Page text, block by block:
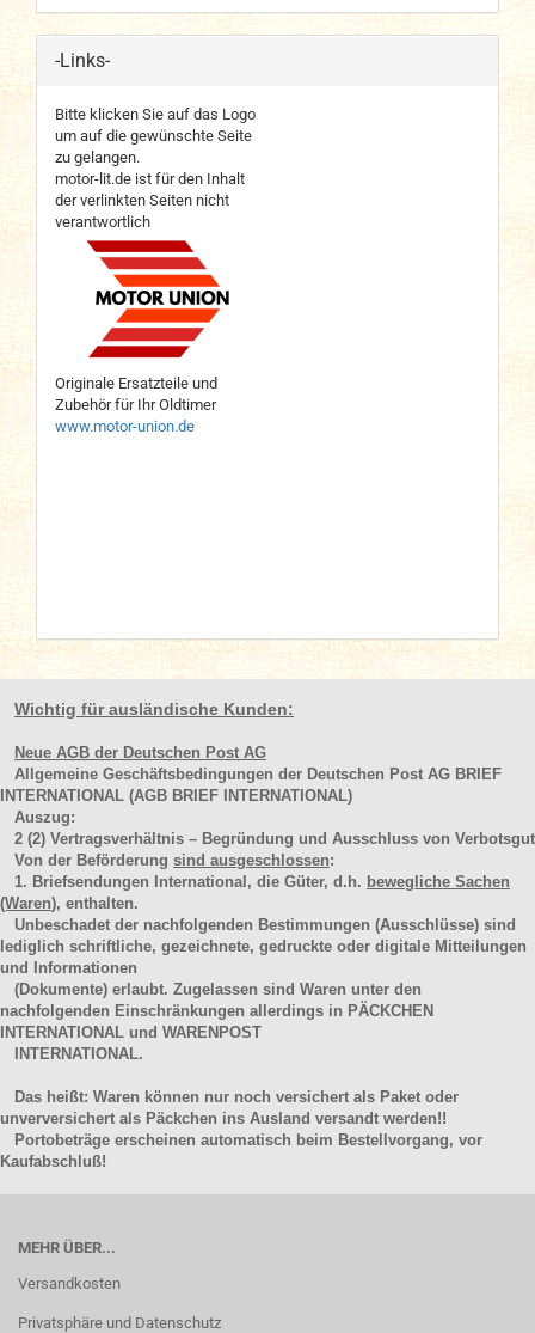
-Links-
Bitte klicken Sie auf das Logo
um auf die gewünschte Seite
zu gelangen.
motor-lit.de ist für den Inhalt
der verlinkten Seiten nicht
verantwortlich
Originale Ersatzteile und
Zubehör für Ihr Oldtimer
www.motor-union.de
Wichtig für ausländische Kunden:
Neue AGB der Deutschen Post AG
Allgemeine Geschäftsbedingungen der Deutschen Post AG BRIEF
INTERNATIONAL (AGB BRIEF INTERNATIONAL)
Auszug:
2 (2) Vertragsverhältnis – Begründung und Ausschluss von Verbotsgut
Von der Beförderung sind ausgeschlossen:
1. Briefsendungen International, die Güter, d.h. bewegliche Sachen
(Waren), enthalten.
Unbeschadet der nachfolgenden Bestimmungen (Ausschlüsse) sind
lediglich schriftliche, gezeichnete, gedruckte oder digitale Mitteilungen
und Informationen
(Dokumente) erlaubt. Zugelassen sind Waren unter den
nachfolgenden Einschränkungen allerdings in PÄCKCHEN
INTERNATIONAL und WARENPOST
INTERNATIONAL.
Das heißt: Waren können nur noch versichert als Paket oder
unverversichert als Päckchen ins Ausland versandt werden!!
Portobeträge erscheinen automatisch beim Bestellvorgang, vor
Kaufabschluß!
MEHR ÜBER...
Versandkosten
Privatsphäre und Datenschutz